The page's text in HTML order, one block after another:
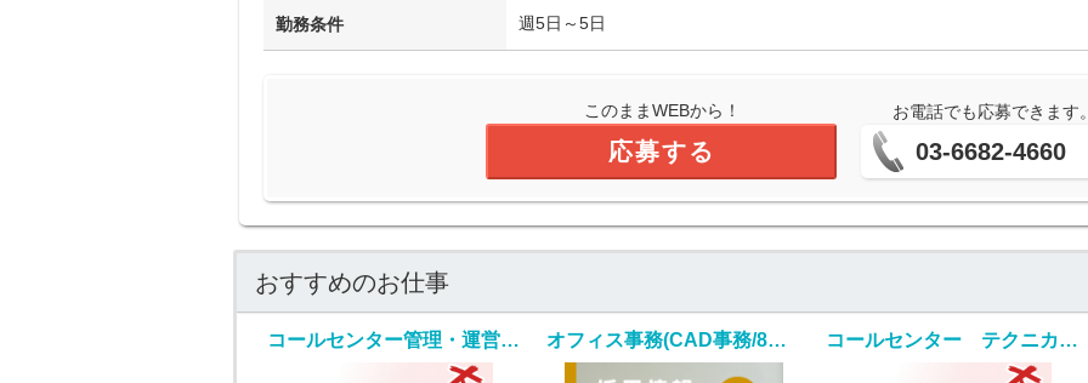
勤務条件 週5日～5日
このままWEBから！
応募する
お電話でも応募できます
03-6682-4660
おすすめのお仕事
コールセンター管理・運営（SV・リーダー）(医薬品通販受注業務) オフィス事務(CAD事務/8割以上が未経験入社/完全週休2日) コールセンター テクニカルサポート 管理・運営（SV・リーダー）(様々な業務のSV業務)